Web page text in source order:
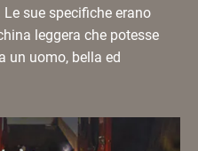
sue specifiche erano
leggera che potesse
un uomo, bella ed